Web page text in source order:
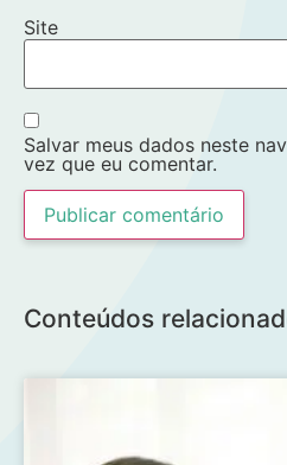
Site
Salvar meus dados neste
vez que eu comentar.
Conteúdos